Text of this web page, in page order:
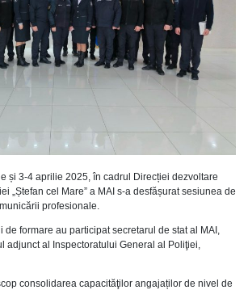
și 3-4 aprilie 2025, în cadrul Direcției dezvoltare
„Ștefan cel Mare” a MAI s-a desfășurat sesiunea de
profesionale.
formare au participat secretarul de stat al MAI,
adjunct al Inspectoratului General al Poliţiei,
consolidarea capacităţilor angajaților de nivel de